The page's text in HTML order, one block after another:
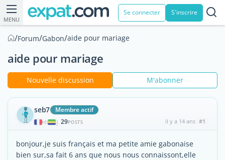
MENU
Se connecter S'inscrire
/Forum/Gabon/aide pour mariage
aide pour mariage
Nouvelle discussion M'abonner
seb7 Membre actif
| 29POSTS il y a 14 ans #1
bonjour,je suis français et ma petite amie gabonaise
bien sur,sa fait 6 ans que nous nous connaissont,elle